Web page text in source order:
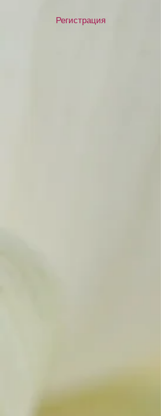
Регистрация